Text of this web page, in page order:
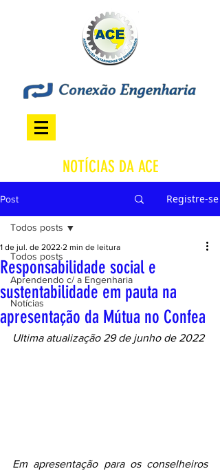
NOTÍCIAS DA ACE
Post Registre-se
Todos posts
Aprendendo c/ a Engenharia
Notícias
Todos posts
Responsabilidade social e
sustentabilidade em pauta na
apresentação da Mútua no Confea
1 de jul. de 2022 2 min de leitura
Ultima atualização 29 de junho de 2022
Em apresentação para os conselheiros